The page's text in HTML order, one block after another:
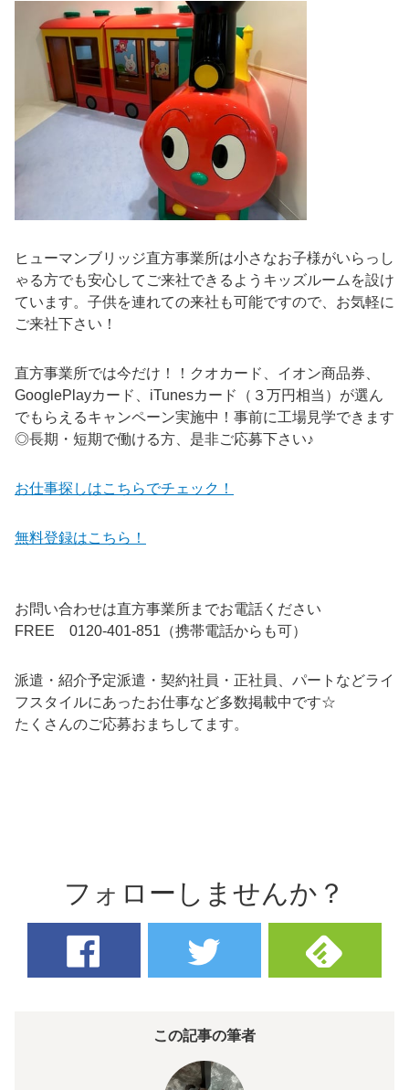
ヒューマンブリッジ直方事業所は小さなお子様がいらっし
ゃる方でも安心してご来社できるようキッズルームを設け
ています。子供を連れての来社も可能ですので、お気軽に
ご来社下さい！
直方事業所では今だけ！！クオカード、イオン商品券、
GooglePlayカード、iTunesカード（３万円相当）が選ん
でもらえるキャンペーン実施中！事前に工場見学できます
◎長期・短期で働ける方、是非ご応募下さい♪
お仕事探しはこちらでチェック！
無料登録はこちら！
お問い合わせは直方事業所までお電話ください
FREE 0120-401-851（携帯電話からも可）
派遣・紹介予定派遣・契約社員・正社員、パートなどライ
フスタイルにあったお仕事など多数掲載中です☆
たくさんのご応募おまちしてます。
フォローしませんか？
この記事の筆者